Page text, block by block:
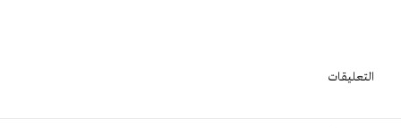
التعليقات